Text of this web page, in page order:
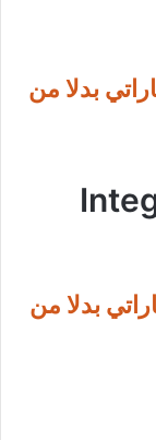
درهم إماراتي بدلا من
درهم إماراتي بدلا من